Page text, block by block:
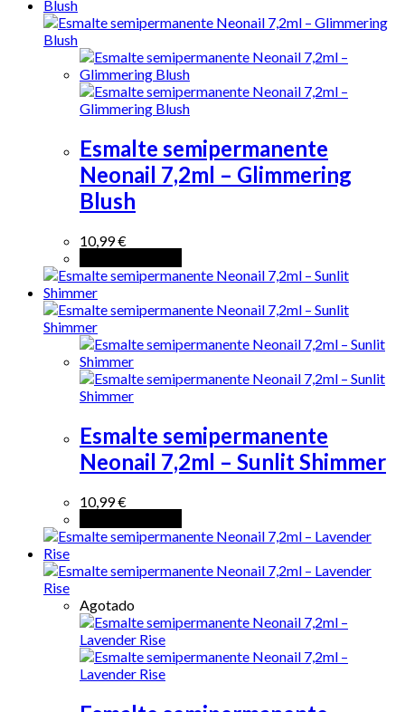
Esmalte semipermanente
Neonail 7,2ml – Glimmering
Blush
10,99€
Esmalte semipermanente
Neonail 7,2ml – Sunlit Shimmer
10,99€
Agotado